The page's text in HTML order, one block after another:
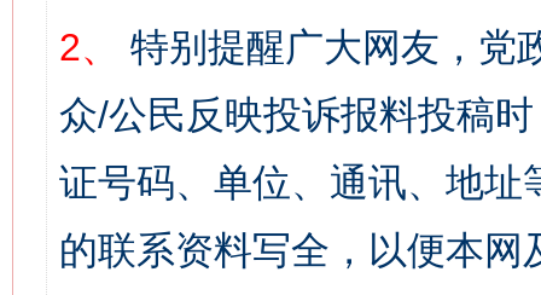
2、
特别提醒广大网友，党
众/公民反映投诉报料投稿
证号码、单位、通讯、地
的联系资料写全，以便本